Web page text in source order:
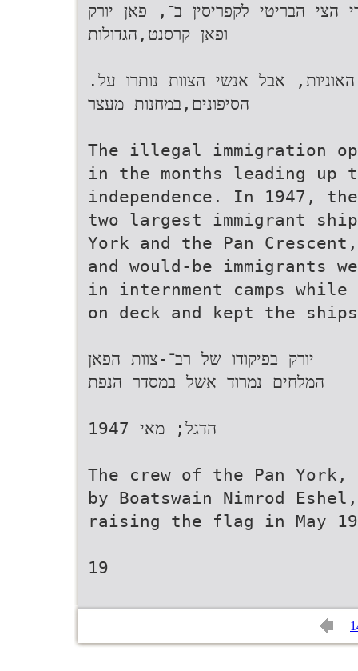
הובלו על ידי הצי הבריטי לקפריסין ב־‬,‫ פאן יורק
ופאן קרסנט‬,‫הגדולות‬
.‫ ושמרו על כושר השיט של האוניות‬,‫ אבל אנשי הצוות נותרו על
הסיפונים‬,‫במחנות מעצר‬
The illegal immigration
in the months leading up
independence. In 1947,
two largest immigrant
York and the Pan
and would-be immigrants
in internment camps while
on deck and kept the
‫יורק בפיקודו של רב־‬-‫צוות הפאן‬
‫המלחים נמרוד אשל במסדר הנפת‬
1947 ‫הדגל; מאי‬
The crew of the Pan York,
by Boatswain Nimrod Eshel,
raising the flag in May
19